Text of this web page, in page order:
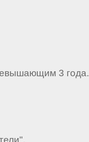
3 года.